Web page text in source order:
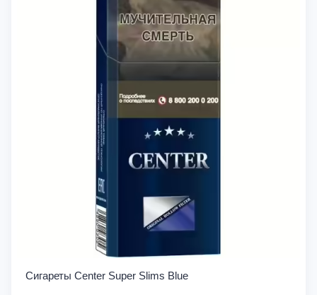
Сигареты Center Super Slims Blue